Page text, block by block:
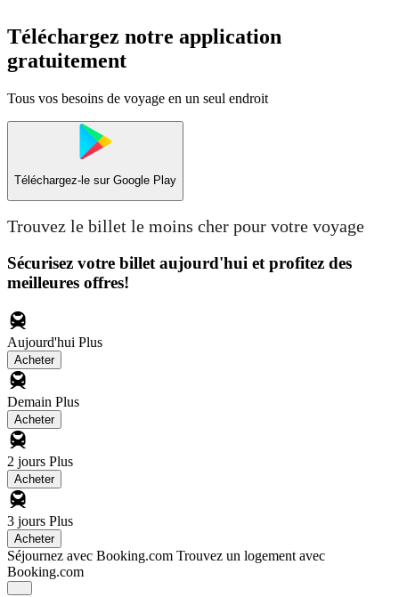
Téléchargez notre application
gratuitement
Tous vos besoins de voyage en un seul endroit
Téléchargez-le sur Google Play
Trouvez le billet le moins cher pour votre voyage
Sécurisez votre billet aujourd'hui et profitez des
meilleures offres!
Aujourd'hui Plus
Acheter
Demain Plus
Acheter
2 jours Plus
Acheter
3 jours Plus
Acheter
Séjournez avec Booking.com Trouvez un logement avec
Booking.com